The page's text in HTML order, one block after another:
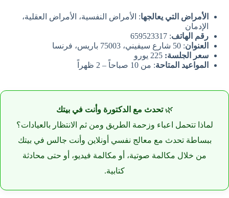
الأمراض التي يعالجها: الأمراض النفسية، الأمراض العقلية،
الإدمان
رقم الهاتف: 659523317
العنوان: 50 شارع سيفيني، 75003 باريس، فرنسا
سعر الجلسة:
المواعيد المتاحة: من 10 صباحاً – 2 ظهراً
🌿تحدث مع الدكتورة وأنت في بيتك
لماذا تتحمل اعباء وزحمة الطريق ومن ثم الانتظار بالعيادات؟
ببساطة تحدث مع معالج نفسي أونلاين وأنت جالس في بيتك
من خلال مكالمة صوتية، أو مكالمة فيديو، أو حتى محادثة
كتابية.